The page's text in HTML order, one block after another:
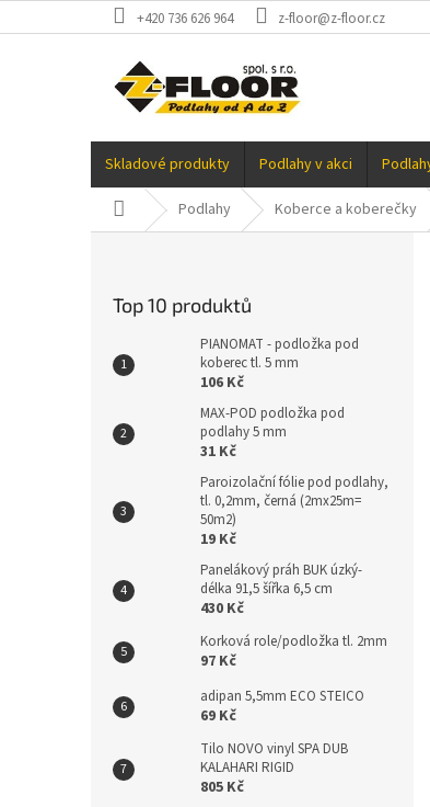
na
+420 736 626 964 z-floor@z-floor.cz
Skladové produkty Podlahy v akci
Domů Podlahy Koberce a koberečky
Top 10 produktů
PIANOMAT - podložka pod
koberec tl. 5 mm
106 Kč
MAX-POD podložka pod
podlahy 5 mm
31 Kč
Paroizolační fólie pod podlahy,
tl. 0,2mm, černá (2mx25m=
50m2)
19 Kč
Panelákový práh BUK úzký-
délka 91,5 šířka 6,5 cm
430 Kč
Korková role/podložka tl. 2mm
97 Kč
adipan 5,5mm ECO STEICO
69 Kč
Tilo NOVO vinyl SPA DUB
KALAHARI RIGID
805 Kč